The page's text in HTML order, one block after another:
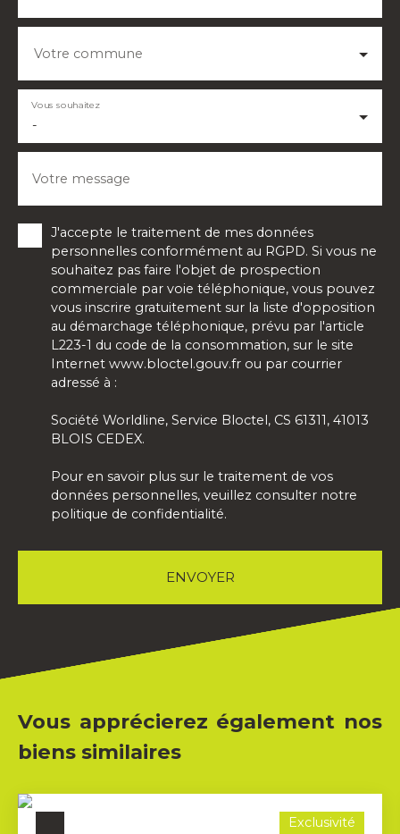
Votre commune
-
Vous souhaitez
Votre message
J'accepte le traitement de mes données
personnelles conformément au RGPD. Si vous ne
souhaitez pas faire l'objet de prospection
commerciale par voie téléphonique, vous pouvez
vous inscrire gratuitement sur la liste d'opposition
au démarchage téléphonique, prévu par l'article
L223-1 du code de la consommation, sur le site
Internet www.bloctel.gouv.fr ou par courrier
adressé à :
Société Worldline, Service Bloctel, CS 61311, 41013
BLOIS CEDEX.
Pour en savoir plus sur le traitement de vos
données personnelles, veuillez consulter notre
politique de confidentialité.
ENVOYER
Vous apprécierez également nos
biens similaires
Exclusivité